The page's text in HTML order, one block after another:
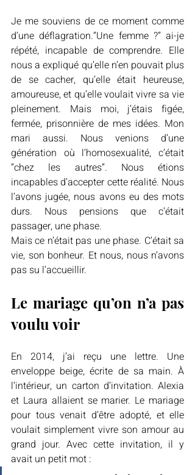
Je me souviens de ce moment comme
d’une déflagration.“Une femme ?” ai-je
répété, incapable de comprendre. Elle
nous a expliqué qu’elle n’en pouvait plus
de se cacher, qu’elle était heureuse,
amoureuse, et qu’elle voulait vivre sa vie
pleinement. Mais moi, j’étais figée,
fermée, prisonnière de mes idées. Mon
mari aussi. Nous venions d’une
génération où l’homosexualité, c’était
“chez les autres”. Nous étions
incapables d’accepter cette réalité. Nous
l’avons jugée, nous avons eu des mots
durs. Nous pensions que c’était
passager, une phase.
Mais ce n’était pas une phase. C’était sa
vie, son bonheur. Et nous, nous n’avons
pas su l’accueillir.
Le mariage qu’on n’a pas
voulu voir
En 2014, j’ai reçu une lettre. Une
enveloppe beige, écrite de sa main. À
l’intérieur, un carton d’invitation. Alexia
et Laura allaient se marier. Le mariage
pour tous venait d’être adopté, et elle
voulait simplement vivre son amour au
grand jour. Avec cette invitation, il y
avait un petit mot :